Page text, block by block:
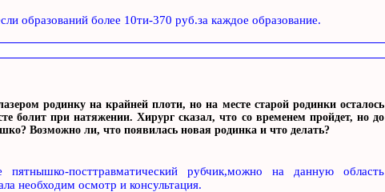
образований более 10ти-370 руб.за каждое образование.
родинку на крайней плоти, но на месте старой родинки осталось
болит при натяжении. Хирург сказал, что со временем пройдет, но до
Возможно ли, что появилась новая родинка и что делать?
пятнышко-посттравматический рубчик,можно на данную область
необходим осмотр и консультация.